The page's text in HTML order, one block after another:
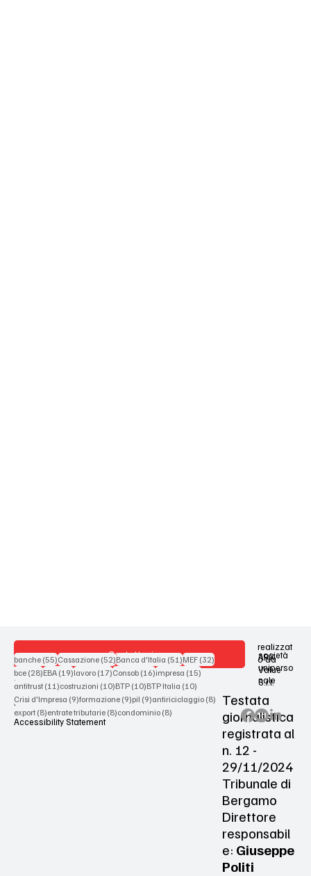
Contattaci
Terms & Conditions
Privacy Policy
Accessibility Statement
realizzat
o da
società
uniperso
nale
ARX
Value
S.r.l.
Testata
giornalistica
registrata al
n. 12 -
29/11/2024
Tribunale di
Bergamo
Direttore
responsabil
e: Giuseppe
Politi
banche (55)55 post
Cassazione (52)52 post
Banca d'Italia (51)51 post
MEF (32)32 post
bce (28)28 post
EBA (19)19 post
lavoro (17)17 post
Consob (16)16 post
impresa (15)15 post
antitrust (11)11 post
costruzioni (10)10 post
BTP (10)10 post
BTP Italia (10)10 post
Crisi d'Impresa (9)9 post
formazione (9)9 post
pil (9)9 post
antiriciclaggio (8)8 post
export (8)8 post
entrate tributarie (8)8 post
condominio (8)8 post